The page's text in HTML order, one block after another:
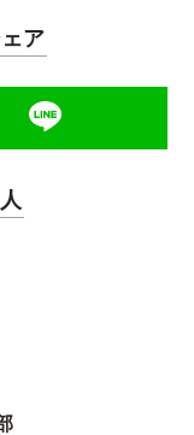
ア